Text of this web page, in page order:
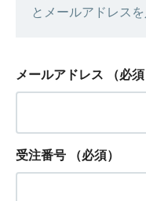
とメールアドレス
メールアドレス （必須
受注番号 （必須）